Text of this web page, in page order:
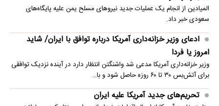
المیادین از انجام یک عملیات جدید نیروهای مسلح یمن علیه پایگاه‌های
سعودی خبر داد.
ادعای وزیر خزانه‌داری آمریکا درباره توافق با ایران/ شاید
امروز یا فردا
وزیر خزانه‌داری آمریکا مدعی شد واشنگتن انتظار دارد در آینده نزدیک توافقی
برای آتش‌بس ۳۰ تا ۶۰ روزه حاصل شود و با…
تحریم‌های جدید آمریکا علیه ایران